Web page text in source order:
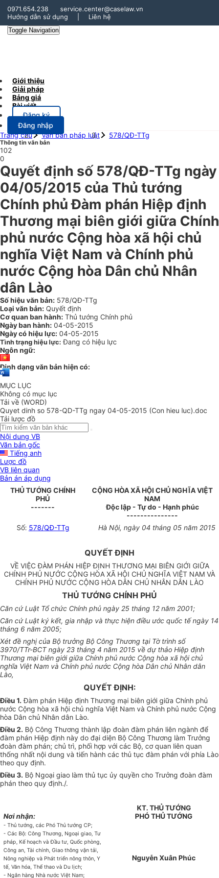
0971.654.238
service.center@caselaw.vn
Hướng dẫn sử dụng
Liên hệ
Toggle Navigation
Giới thiệu
Giải pháp
Bảng giá
Bài viết
Đăng ký
Đăng nhập
Trang chủ
Văn bản pháp luật 578/QĐ-TTg
Thông tin văn bản
102
0
Quyết định số 578/QĐ-TTg ngày
04/05/2015 của Thủ tướng
Chính phủ Đàm phán Hiệp định
Thương mại biên giới giữa Chính
phủ nước Cộng hòa xã hội chủ
nghĩa Việt Nam và Chính phủ
nước Cộng hòa Dân chủ Nhân
dân Lào
Số hiệu văn bản: 578/QĐ-TTg
Loại văn bản: Quyết định
Cơ quan ban hành: Thủ tướng Chính phủ
Ngày ban hành: 04-05-2015
Ngày có hiệu lực: 04-05-2015
Tình trạng hiệu lực: Đang có hiệu lực
Ngôn ngữ:
Định dạng văn bản hiện có:
MỤC LỤC
Không có mục lục
Tải về (WORD)
Quyet dinh so 578-QD-TTg ngay 04-05-2015 (Con hieu luc).doc
Tải lược đồ
Nội dung VB
Văn bản gốc
Tiếng anh
Lược đồ
VB liên quan
Bản án áp dụng
THỦ TƯỚNG CHÍNH
PHỦ
-------
CỘNG HÒA XÃ HỘI CHỦ NGHĨA VIỆT
NAM
Độc lập - Tự do - Hạnh phúc
---------------
Số: 578/QĐ-TTg Hà Nội, ngày 04 tháng 05 năm 2015
QUYẾT ĐỊNH
VỀ VIỆC ĐÀM PHÁN HIỆP ĐỊNH THƯƠNG MẠI BIÊN GIỚI GIỮA
CHÍNH PHỦ NƯỚC CỘNG HÒA XÃ HỘI CHỦ NGHĨA VIỆT NAM VÀ
CHÍNH PHỦ NƯỚC CỘNG HÒA DÂN CHỦ NHÂN DÂN LÀO
THỦ TƯỚNG CHÍNH PHỦ
Căn cứ Luật Tổ chức Chính phủ ngày 25 tháng 12 năm 2001;
Căn cứ Luật ký kết, gia nhập và thực hiện điều ước quốc tế ngày 14
tháng 6 năm 2005;
Xét đề nghịcủa Bộ trưởng Bộ Công Thương tại Tờ trình số
3970/TTr-BCT ngày 23 tháng 4 năm 2015 về dự thảo Hiệp định
Thương mại biên giới giữa Chính phủ nước Cộng hòa xã hội chủ
nghĩa Việt Nam và Chính phủ nước Cộng hòa Dân chủ Nhân dân
Lào,
QUYẾT ĐỊNH:
Điều 1. Đàm phán Hiệp định Thương mại biên giới giữa Chính phủ
nước Cộng hòa xã hội chủ nghĩa Việt Nam và Chính phủ nước Cộng
hòa Dân chủ Nhân dân Lào.
Điều 2. Bộ Công Thương thành lập đoàn đàm phán liên ngành để
đàm phán Hiệp định này do đại diện Bộ Công Thương làm Trưởng
đoàn đàm phán; chủ trì, phối hợp với các Bộ, cơ quan liên quan
thống nhất nội dung và tiến hành các thủ tục đàm phán với phía Lào
theo quy định.
Điều 3. Bộ Ngoại giao làm thủ tục ủy quyền cho Trưởng đoàn đàm
phán theo quy định./.
Nơi nhận:
- Thủ tướng, các Phó Thủ tướng CP;
- Các Bộ: Công Thương, Ngoại giao, Tư
pháp, Kế hoạch và Đầu tư, Quốc phòng,
Công an, Tài chính, Giao thông vận tải,
Nông nghiệp và Phát triển nông thôn, Y
tế, Văn hóa, Thể thao và Du lịch;
- Ngân hàng Nhà nước Việt Nam;
KT. THỦ TƯỚNG
PHÓ THỦ TƯỚNG
Nguyễn Xuân Phúc